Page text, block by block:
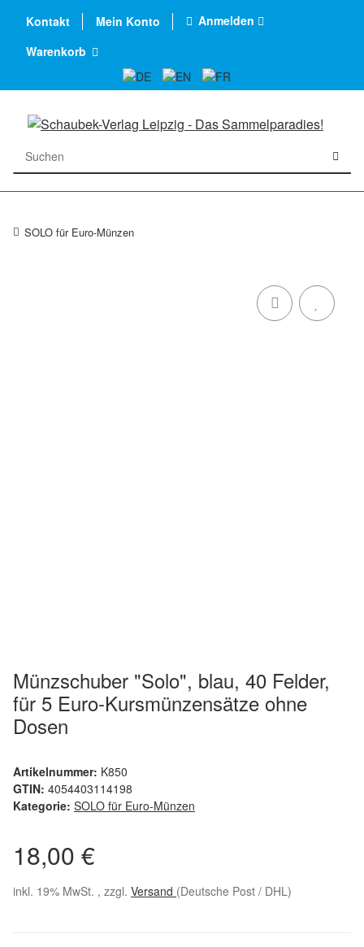
Kontakt Mein Konto
Anmelden
Warenkorb
SOLO für Euro-Münzen
Münzschuber "Solo", blau, 40 Felder,
für 5 Euro-Kursmünzensätze ohne
Dosen
Artikelnummer: K850
GTIN: 4054403114198
Kategorie: SOLO für Euro-Münzen
18,00 €
inkl. 19% MwSt. , zzgl. Versand (Deutsche Post / DHL)